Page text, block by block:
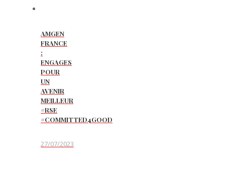
AMGEN
FRANCE
:
ENGAGES
POUR
UN
AVENIR
MEILLEUR
#RSE
#COMMITTED4GOOD
27/07/2023